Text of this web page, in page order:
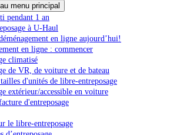
menu principal
pendant 1 an
à U-Haul
en ligne aujourd’hui!
en ligne : commencer
climatisé
de VR, de voiture et de bateau
d'unités de libre-entreposage
extérieur/accessible en voiture
d'entreposage
le libre-entreposage